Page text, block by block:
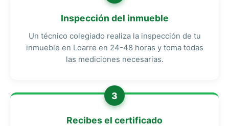
Inspección del inmueble
Un técnico colegiado realiza la inspección de tu
inmueble en Loarre en 24-48 horas y toma todas
las mediciones necesarias.
3
Recibes el certificado